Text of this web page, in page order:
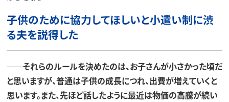
子供のために協力してほしいと小遣い制に渋
る夫を説得した
──それらのルールを決めたのは、お子さんが小さかった頃だ
と思いますが、普通は子供の成長につれ、出費が増えていくと
思います。また、先ほど話したように最近は物価の高騰が続い